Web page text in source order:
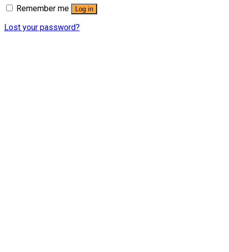
Remember me Log in
Lost your password?